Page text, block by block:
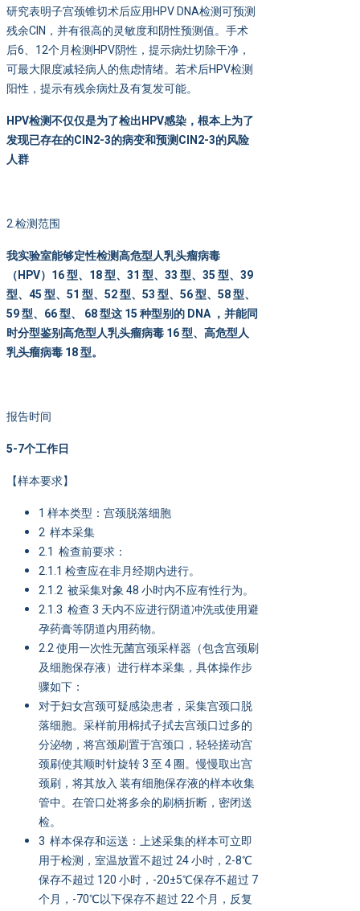
研究表明子宫颈锥切术后应用HPV DNA检测可预测
残余CIN，并有很高的灵敏度和阴性预测值。手术
后6、12个月检测HPV阴性，提示病灶切除干净，
可最大限度减轻病人的焦虑情绪。若术后HPV检测
阳性，提示有残余病灶及有复发可能。
HPV检测不仅仅是为了检出HPV感染，根本上为了
发现已存在的CIN2-3的病变和预测CIN2-3的风险
人群
2.检测范围
我实验室能够定性检测高危型人乳头瘤病毒
（HPV） 16型、 18型、 31 型、 33型、 35型、 39
型、 45型、 51 型、 52型、 53型、 56型、 58型、
59型、 66型、 68型这15种型别的DNA ，并能同
时分型鉴别高危型人乳头瘤病毒16型、高危型人
乳头瘤病毒18型。
报告时间
5-7个工作日
【样本要求】
1 样本类型：宫颈脱落细胞
2 样本采集
2.1 检查前要求：
2.1.1 检查应在非月经期内进行。
2.1.2 被采集对象 48 小时内不应有性行为。
2.1.3 检查 3 天内不应进行阴道冲洗或使用避
孕药膏等阴道内用药物。
2.2 使用一次性无菌宫颈采样器（包含宫颈刷
及细胞保存液）进行样本采集，具体操作步
骤如下：
对于妇女宫颈可疑感染患者，采集宫颈口脱
落细胞。采样前用棉拭子拭去宫颈口过多的
分泌物，将宫颈刷置于宫颈口，轻轻搓动宫
颈刷使其顺时针旋转 3 至 4 圈。慢慢取出宫
颈刷，将其放入 装有细胞保存液的样本收集
管中。在管口处将多余的刷柄折断，密闭送
检。
3 样本保存和运送：上述采集的样本可立即
用于检测，室温放置不超过 24 小时，2-8℃
保存不超过 120 小时，-20±5℃保存不超过 7
个月，-70℃以下保存不超过 22 个月，反复